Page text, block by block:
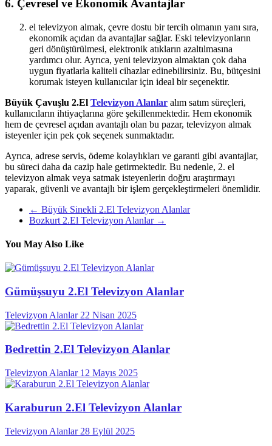
6. Çevresel ve Ekonomik Avantajlar
el televizyon almak, çevre dostu bir tercih olmanın yanı sıra,
ekonomik açıdan da avantajlar sağlar. Eski televizyonların
geri dönüştürülmesi, elektronik atıkların azaltılmasına
yardımcı olur. Ayrıca, yeni televizyon almaktan çok daha
uygun fiyatlarla kaliteli cihazlar edinebilirsiniz. Bu, bütçesini
korumak isteyen kullanıcılar için ideal bir seçenektir.
Büyük Çavuşlu 2.El Televizyon Alanlar alım satım süreçleri,
kullanıcıların ihtiyaçlarına göre şekillenmektedir. Hem ekonomik
hem de çevresel açıdan avantajlı olan bu pazar, televizyon almak
isteyenler için pek çok seçenek sunmaktadır.
Ayrıca, adrese servis, ödeme kolaylıkları ve garanti gibi avantajlar,
bu süreci daha da cazip hale getirmektedir. Bu nedenle, 2. el
televizyon almak veya satmak isteyenlerin doğru araştırmayı
yaparak, güvenli ve avantajlı bir işlem gerçekleştirmeleri önemlidir.
← Büyük Sinekli 2.El Televizyon Alanlar
Bozkurt 2.El Televizyon Alanlar →
You May Also Like
Gümüşsuyu 2.El Televizyon Alanlar
Televizyon Alanlar 22 Nisan 2025
Bedrettin 2.El Televizyon Alanlar
Televizyon Alanlar 12 Mayıs 2025
Karaburun 2.El Televizyon Alanlar
Televizyon Alanlar 28 Eylül 2025